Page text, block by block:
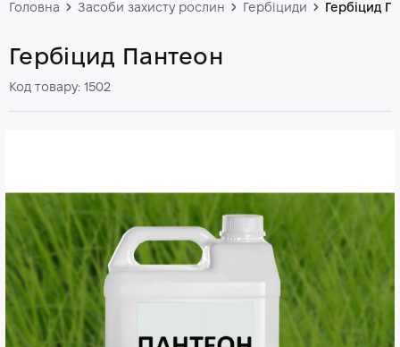
Головна Засоби захисту рослин Гербіциди Гербіцид
Гербіцид Пантеон
Код товару: 1502